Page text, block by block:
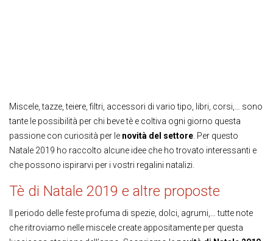
Miscele, tazze, teiere, filtri, accessori di vario tipo, libri, corsi,… sono
tante le possibilità per chi beve tè e coltiva ogni giorno questa
passione con curiosità per le novità del settore. Per questo
Natale 2019 ho raccolto alcune idee che ho trovato interessanti e
che possono ispirarvi per i vostri regalini natalizi.
Tè di Natale 2019 e altre proposte
Il periodo delle feste profuma di spezie, dolci, agrumi,… tutte note
che ritroviamo nelle miscele create appositamente per questa